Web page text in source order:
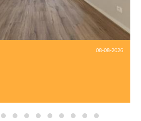
08-08-2026